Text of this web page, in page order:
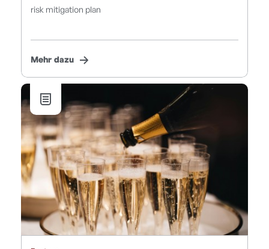
risk mitigation plan
Mehr dazu